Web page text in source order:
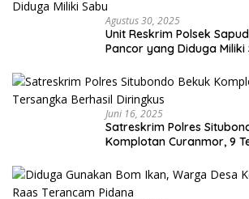
Agustus 30, 2025
Unit Reskrim Polsek
Pancor yang Diduga Miliki
Juni 16, 2025
Satreskrim Polres
Komplotan Curanmor, 9